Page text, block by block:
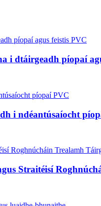
i dtáirgeadh píopaí
i ndéantúsaíocht
Straitéisí